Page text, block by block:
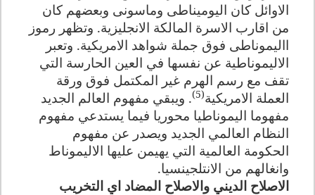
الاوائل كان اليوميناطى وماسونى وبعضهم كان
من اقارب الاسرة المالكة الانجليزية. وتظهر رموز
االيموناطى فوق جملة شواهد الامريكية. وتعبر
الاليموناطية عن نفسها في العين الحارسة التي
تقف مع رسم الهرم غير المكتمل فوق ورقة
العملة الامريكية(5)
. ويبقي مفهوم العالم الجديد
مفهوما اليموناطيا محوريا فيما يستدعي مفهوم
النظام العالمي الجديد ويصدر عن مفهوم
الحكومة العالمية التي يهيمن عليها الاليموناط
وانغالهم من الانتلجينسيا.
الاصلاح الديني والاصلاح المضاد اي التخريب